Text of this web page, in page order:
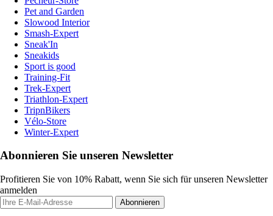
Pet and Garden
Slowood Interior
Smash-Expert
Sneak'In
Sneakids
Sport is good
Training-Fit
Trek-Expert
Triathlon-Expert
TripnBikers
Vélo-Store
Winter-Expert
Abonnieren Sie unseren Newsletter
Profitieren Sie von 10% Rabatt, wenn Sie sich für unseren Newsletter
anmelden
Abonnieren